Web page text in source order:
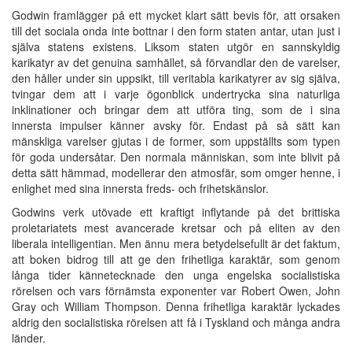
Godwin framlägger på ett mycket klart sätt bevis för, att orsaken
till det sociala onda inte bottnar i den form staten antar, utan just i
själva statens existens. Liksom staten utgör en sannskyldig
karikatyr av det genuina samhället, så förvandlar den de varelser,
den håller under sin uppsikt, till veritabla karikatyrer av sig själva,
tvingar dem att i varje ögonblick undertrycka sina naturliga
inklinationer och bringar dem att utföra ting, som de i sina
innersta impulser känner avsky för. Endast på så sätt kan
mänskliga varelser gjutas i de former, som uppställts som typen
för goda undersåtar. Den normala människan, som inte blivit på
detta sätt hämmad, modellerar den atmosfär, som omger henne, i
enlighet med sina innersta freds- och frihetskänslor.
Godwins verk utövade ett kraftigt inflytande på det brittiska
proletariatets mest avancerade kretsar och på eliten av den
liberala intelligentian. Men ännu mera betydelsefullt är det faktum,
att boken bidrog till att ge den frihetliga karaktär, som genom
långa tider kännetecknade den unga engelska socialistiska
rörelsen och vars förnämsta exponenter var Robert Owen, John
Gray och William Thompson. Denna frihetliga karaktär lyckades
aldrig den socialistiska rörelsen att få i Tyskland och många andra
länder.